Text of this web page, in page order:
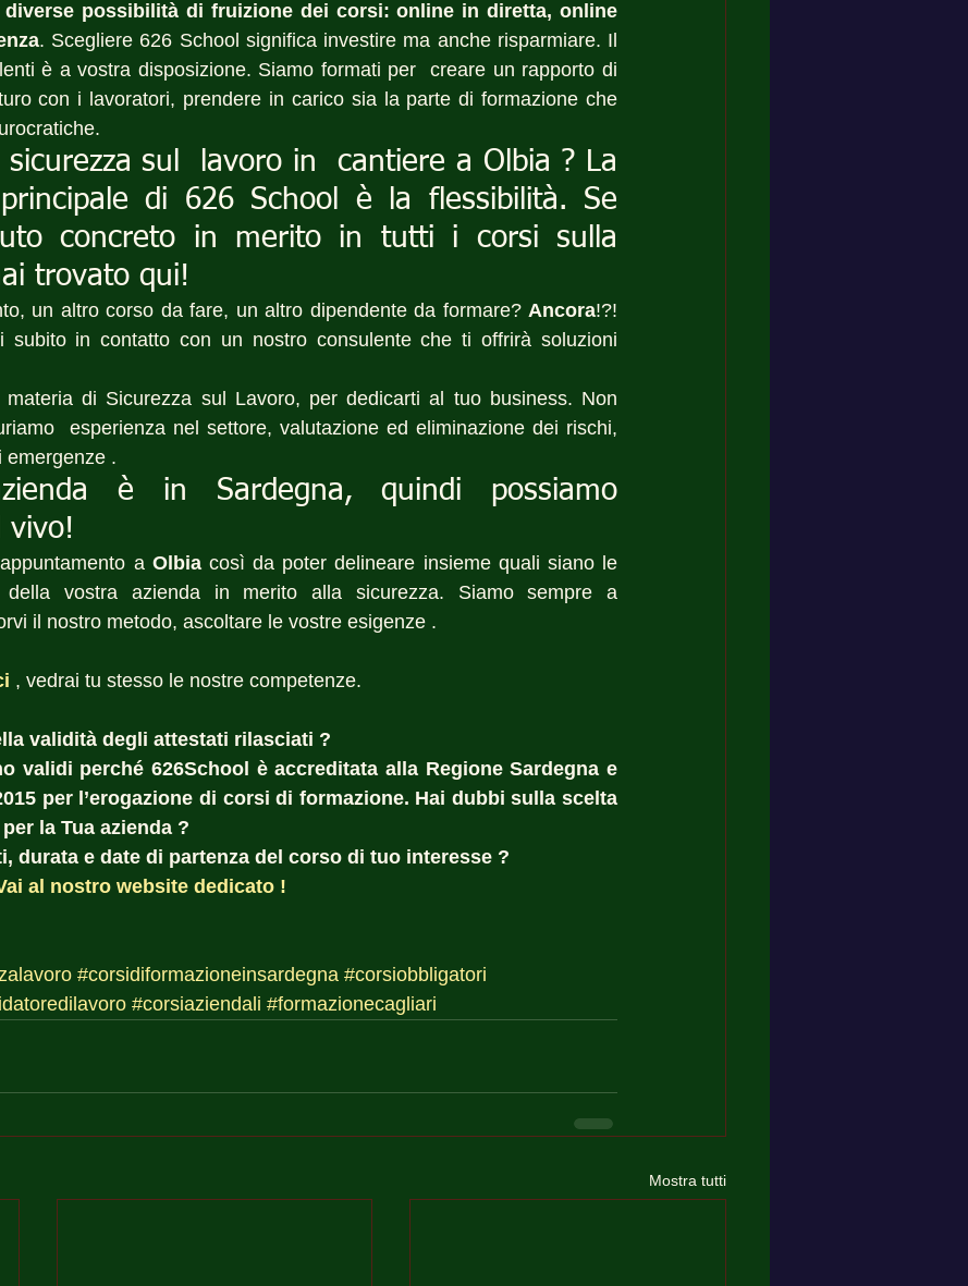
diverse possibilità di fruizione dei corsi: online in diretta, online
. Scegliere 626 School significa investire ma anche risparmiare. Il
è a vostra disposizione. Siamo formati per  creare un rapporto di
con i lavoratori, prendere in carico sia la parte di formazione che
sul  lavoro in  cantiere a Olbia ? La
di 626 School è la flessibilità. Se
concreto in merito in tutti i corsi sulla
trovato qui!
un altro corso da fare, un altro dipendente da formare? Ancora!?!
subito in contatto con un nostro consulente che ti offrirà soluzioni
di Sicurezza sul Lavoro, per dedicarti al tuo business. Non
esperienza nel settore, valutazione ed eliminazione dei rischi,
emergenze .
è in Sardegna, quindi possiamo
vivo!
a Olbia così da poter delineare insieme quali siano le
della vostra azienda in merito alla sicurezza. Siamo sempre a
il nostro metodo, ascoltare le vostre esigenze .
, vedrai tu stesso le nostre competenze.
validità degli attestati rilasciati ?
validi perché 626School è accreditata alla Regione Sardegna e
per l’erogazione di corsi di formazione. Hai dubbi sulla scelta
la Tua azienda ?
durata e date di partenza del corso di tuo interesse ?
al nostro website dedicato !
#corsidiformazioneinsardegna #corsiobbligatori
#corsiaziendali #formazionecagliari
Mostra tutti